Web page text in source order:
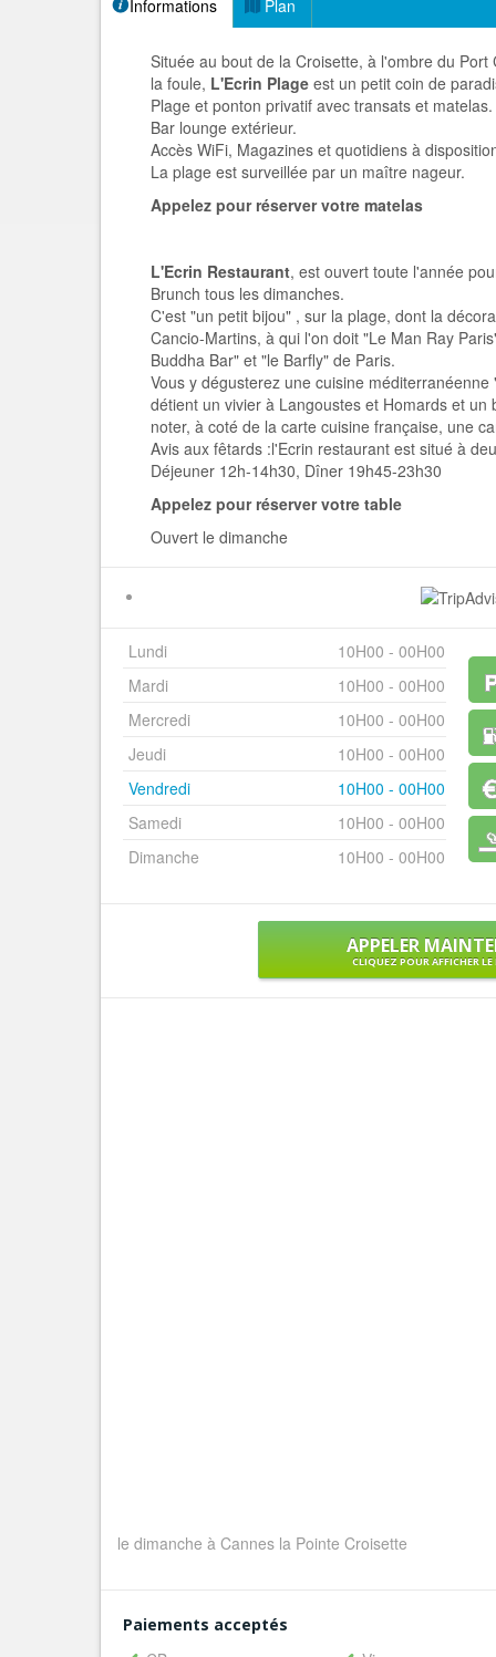
Informations Plan
Située au bout de la Croisette, à l'ombre du Port
la foule, L'Ecrin Plage est un petit coin de
Plage et ponton privatif avec transats et matelas.
Bar lounge extérieur.
Accès WiFi, Magazines et quotidiens à
La plage est surveillée par un maître nageur.
Appelez pour réserver votre matelas
L'Ecrin Restaurant, est ouvert toute l'année
Brunch tous les dimanches.
C'est "un petit bijou" , sur la plage, dont la
Cancio-Martins, à qui l'on doit "Le Man Ray
Buddha Bar" et "le Barfly" de Paris.
Vous y dégusterez une cuisine
détient un vivier à Langoustes et Homards et un
noter, à coté de la carte cuisine française, une
Avis aux fêtards :l'Ecrin restaurant est situé à
Déjeuner 12h-14h30, Dîner 19h45-23h30
Appelez pour réserver votre table
Ouvert le dimanche
Lundi
10H00 - 00H00
Mardi
10H00 - 00H00
Mercredi
10H00 - 00H00
Jeudi
10H00 - 00H00
Vendredi
10H00 - 00H00
Samedi
10H00 - 00H00
Dimanche
10H00 - 00H00
APPELER
CLIQUEZ POUR AFFICHER
le dimanche à Cannes la Pointe Croisette
Paiements acceptés